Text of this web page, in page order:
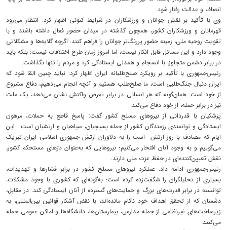
انصاف و عدالت رفتار شود.
وی با تأکید بر نقش جوانان و ورزشکاران در شرایط کنونی اظهار کرد: انتظار می‌رود
قهرمانان و ورزشکاران کشور، همچون گذشته در میدان حضور فعال داشته باشند و با
تقویت روحیه ملی، زمینه حضور پررنگ‌تر جوانان را فراهم کنند. اگرچه گلایه‌ها و مشکلاتی
وجود دارد و این مسائل قابل انکار نیست، اما امروز زمان طرح اختلافات نیست؛ بلکه باید
در برابر دشمن متجاوز، با انسجام و همدلی ایستادگی کرد و مردم را تنها نگذاشت.
رئیس‌جمهوری با تأکید بر رویکرد صلح‌طلبانه ایران اظهار کرد: نباید چنین القا شود که
ایران دنبال جنگ‌طلبی است، ما صلح‌طلب هستیم و آنچه انجام می‌دهیم، دفاع مشروع
از خود است. همان‌گونه که هر انسانی در برابر تعرض واکنش نشان می‌دهد، یک ملت
نیز در برابر حمله، از خود دفاع می‌کند.
پزشکیان با قدردانی از نیروهای مسلح کشور گفت: پاسخ قاطع به حملات، مرهون
ایستادگی و توانمندی رزمندگان کشور از جمله بسیجیان، سپاهیان و ارتشیان است. این
ایام که مصادف با روز ارتش است را به دلاوران ارتش جمهوری اسلامی ایران تبریک
می‌گوییم و به وجود آنان افتخار می‌کنیم؛ نیروهایی که به‌عنوان دژهای مستحکم کشور،
نقش تعیین‌کننده‌ای در حفظ عزت ملی دارند.
رئیس‌جمهوری ادامه داد: عملکرد نیروهای مسلح کشور در برابر فشارها و تهدیدات،
بسیاری از تحلیلگران را شگفت‌زده کرده است؛ به‌گونه‌ای که کشوری با وجود مشکلات،
توانسته در برابر قدرت‌های بزرگ و حمایت‌های گسترده از آنان ایستادگی کند. در مقابل،
دشمنان که از تحقق اهداف خود ناکام مانده‌اند، با نقض آشکار قوانین بین‌المللی، به
زیرساخت‌های غیرنظامی از جمله مدارس، بیمارستان‌ها، دانشگاه‌ها و اماکن عمومی حمله
می‌کنند.